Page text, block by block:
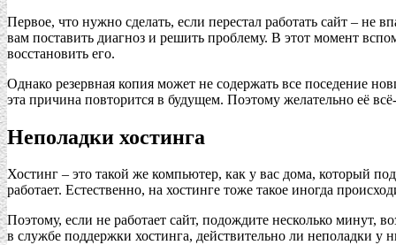
Первое, что нужно сделать, если перестал работать сайт – не
вам поставить диагноз и решить проблему. В этот момент
восстановить его.
Однако резервная копия может не содержать все поседение
эта причина повторится в будущем. Поэтому желательно её
Неполадки хостинга
Хостинг – это такой же компьютер, как у вас дома, который
работает. Естественно, на хостинге тоже такое иногда
Поэтому, если не работает сайт, подождите несколько минут,
в службе поддержки хостинга, действительно ли неполадки у